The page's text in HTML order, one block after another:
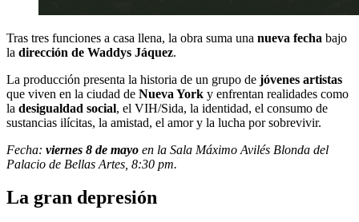
Tras tres funciones a casa llena, la obra suma una nueva fecha bajo
la dirección de Waddys Jáquez.
La producción presenta la historia de un grupo de jóvenes artistas
que viven en la ciudad de Nueva York y enfrentan realidades como
la desigualdad social, el VIH/Sida, la identidad, el consumo de
sustancias ilícitas, la amistad, el amor y la lucha por sobrevivir.
Fecha: viernes 8 de mayo en la Sala Máximo Avilés Blonda del
Palacio de Bellas Artes, 8:30 pm.
La gran depresión